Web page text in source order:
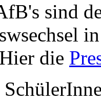
sind
die